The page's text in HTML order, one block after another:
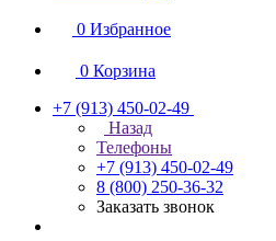
0 Избранное
0 Корзина
+7 (913) 450-02-49
Назад
Телефоны
+7 (913) 450-02-49
8 (800) 250-36-32
Заказать звонок